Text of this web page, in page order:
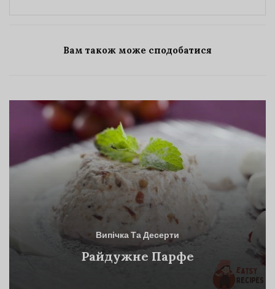
Вам також може сподобатися
Випічка Та Десерти
Райдужне Парфе